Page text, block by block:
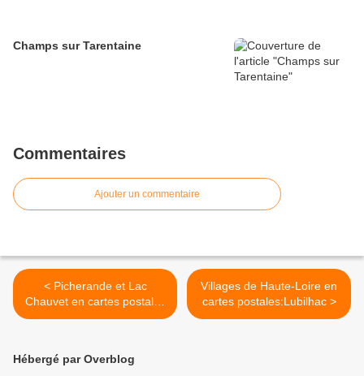
Champs sur Tarentaine
Commentaires
Ajouter un commentaire
< Picherande et Lac
Chauvet en cartes postales
anciennes
Villages de Haute-Loire en
cartes postales:Lubilhac >
Hébergé par Overblog